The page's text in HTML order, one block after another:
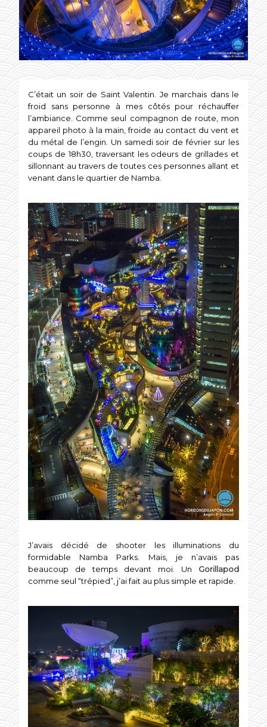
C’était un soir de Saint Valentin. Je marchais dans le
froid sans personne à mes côtés pour réchauffer
l’ambiance. Comme seul compagnon de route, mon
appareil photo à la main, froide au contact du vent et
du métal de l’engin. Un samedi soir de février sur les
coups de 18h30, traversant les odeurs de grillades et
sillonnant au travers de toutes ces personnes allant et
venant dans le quartier de Namba.
J’avais décidé de shooter les illuminations du
formidable Namba Parks. Mais, je n’avais pas
beaucoup de temps devant moi. Un Gorillapod
comme seul “trépied”, j’ai fait au plus simple et rapide.